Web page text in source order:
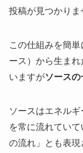
投稿が見つかりま
この仕組みを簡
ース）から生ま
いますがソースの
ソースはエネル
を常に流れてい
の流れ」とも表現